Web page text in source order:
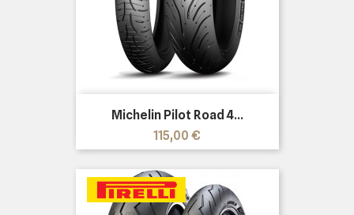
Michelin Pilot Road 4...
Precio
115,00 €